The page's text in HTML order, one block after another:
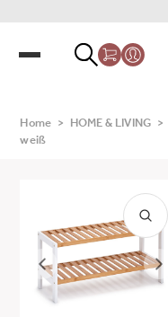
Home > HOME & LIVING >
weiß